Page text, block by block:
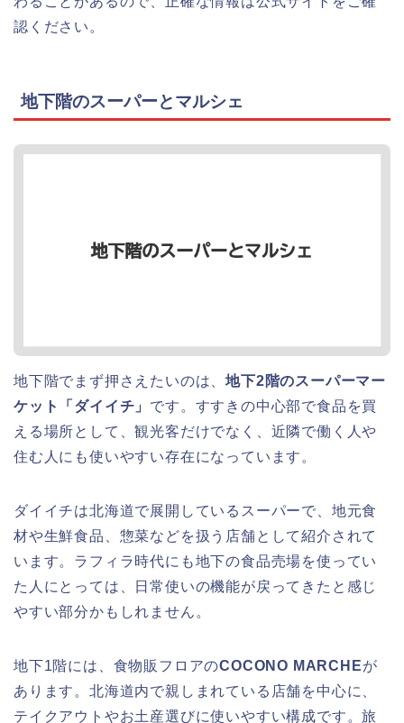
認ください。
地下階のスーパーとマルシェ
地下階でまず押さえたいのは、地下2階のスーパーマー
ケット「ダイイチ」 です。すすきの中心部で食品を買
える場所として、観光客だけでなく、近隣で働く人や
住む人にも使いやすい存在になっています。
ダイイチは北海道で展開しているスーパーで、地元食
材や生鮮食品、惣菜などを扱う店舗として紹介されて
います。ラフィラ時代にも地下の食品売場を使ってい
た人にとっては、日常使いの機能が戻ってきたと感じ
やすい部分かもしれません。
地下1階には、食物販フロアのCOCONO MARCHEが
あります。北海道内で親しまれている店舗を中心に、
テイクアウトやお土産選びに使いやすい構成です。旅